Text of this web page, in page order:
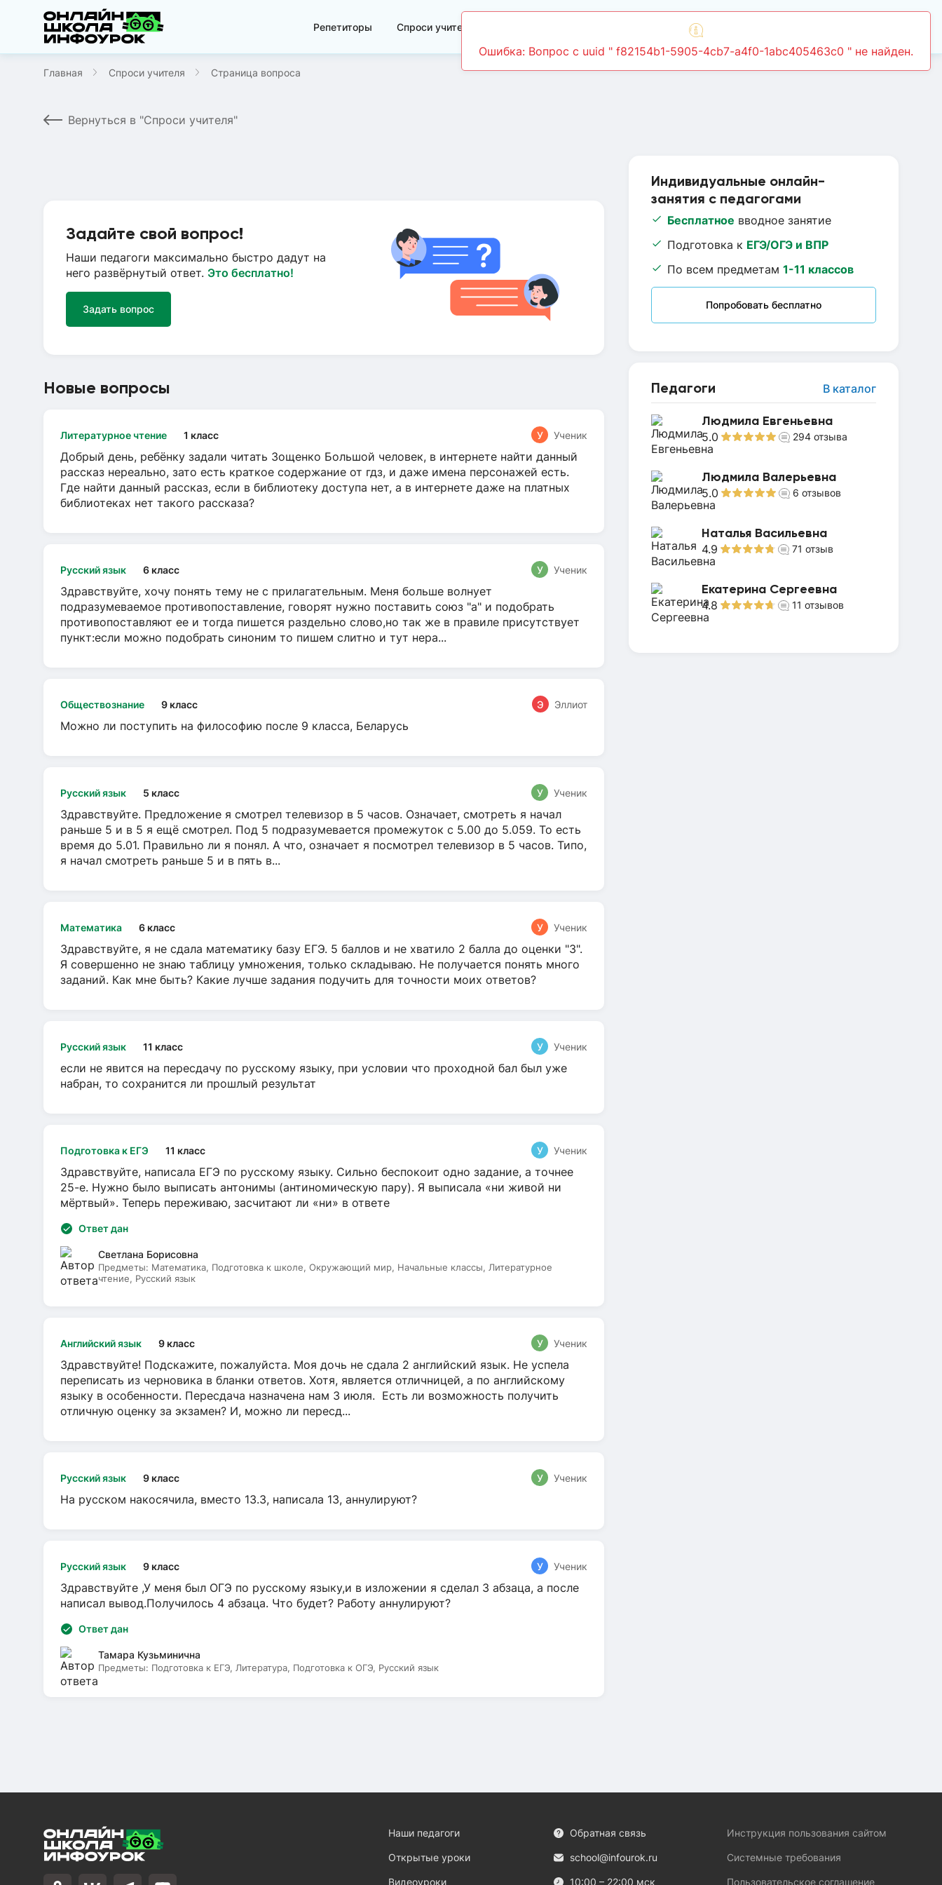
Репетиторы Спроси учителя
Главная Спроси учителя Страница вопроса
Вернуться в "Спроси учителя"
Индивидуальные онлайн-
занятия с педагогами
Бесплатное вводное занятие
Подготовка к ЕГЭ/ОГЭ и ВПР
По всем предметам 1-11 классов
Попробовать бесплатно
Педагоги В каталог
Людмила Евгеньевна
5.0 294 отзыва
Людмила Валерьевна
5.0 6 отзывов
Наталья Васильевна
4.9 71 отзыв
Екатерина Сергеевна
4.8 11 отзывов
Задайте свой вопрос!
Наши педагоги максимально быстро дадут на
него развёрнутый ответ. Это бесплатно!
Задать вопрос
Новые вопросы
Литературное чтение 1 класс У Ученик
Добрый день, ребёнку задали читать Зощенко Большой человек, в интернете найти данный
рассказ нереально, зато есть краткое содержание от гдз, и даже имена персонажей есть.
Где найти данный рассказ, если в библиотеку доступа нет, а в интернете даже на платных
библиотеках нет такого рассказа?
Русский язык 6 класс У Ученик
Здравствуйте, хочу понять тему не с прилагательным. Меня больше волнует
подразумеваемое противопоставление, говорят нужно поставить союз "а" и подобрать
противопоставляют ее и тогда пишется раздельно слово,но так же в правиле присутствует
пункт:если можно подобрать синоним то пишем слитно и тут нера...
Обществознание 9 класс Э Эллиот
Можно ли поступить на философию после 9 класса, Беларусь
Русский язык 5 класс У Ученик
Здравствуйте. Предложение я смотрел телевизор в 5 часов. Означает, смотреть я начал
раньше 5 и в 5 я ещё смотрел. Под 5 подразумевается промежуток с 5.00 до 5.059. То есть
время до 5.01. Правильно ли я понял. А что, означает я посмотрел телевизор в 5 часов. Типо,
я начал смотреть раньше 5 и в пять в...
Математика 6 класс У Ученик
Здравствуйте, я не сдала математику базу ЕГЭ. 5 баллов и не хватило 2 балла до оценки "3".
Я совершенно не знаю таблицу умножения, только складываю. Не получается понять много
заданий. Как мне быть? Какие лучше задания подучить для точности моих ответов?
Русский язык 11 класс У Ученик
если не явится на пересдачу по русскому языку, при условии что проходной бал был уже
набран, то сохранится ли прошлый результат
Подготовка к ЕГЭ 11 класс У Ученик
Здравствуйте, написала ЕГЭ по русскому языку. Сильно беспокоит одно задание, а точнее
25-е. Нужно было выписать антонимы (антиномическую пару). Я выписала «ни живой ни
мёртвый». Теперь переживаю, засчитают ли «ни» в ответе
Ответ дан
Светлана Борисовна
Предметы: Математика, Подготовка к школе, Окружающий мир, Начальные классы, Литературное
чтение, Русский язык
Английский язык 9 класс У Ученик
Здравствуйте! Подскажите, пожалуйста. Моя дочь не сдала 2 английский язык. Не успела
переписать из черновика в бланки ответов. Хотя, является отличницей, а по английскому
языку в особенности. Пересдача назначена нам 3 июля. Есть ли возможность получить
отличную оценку за экзамен? И, можно ли пересд...
Русский язык 9 класс У Ученик
На русском накосячила, вместо 13.3, написала 13, аннулируют?
Русский язык 9 класс У Ученик
Здравствуйте ,У меня был ОГЭ по русскому языку,и в изложении я сделал 3 абзаца, а после
написал вывод.Получилось 4 абзаца. Что будет? Работу аннулируют?
Ответ дан
Тамара Кузьминична
Предметы: Подготовка к ЕГЭ, Литература, Подготовка к ОГЭ, Русский язык
Наши педагоги
Открытые уроки
Видеоуроки
Обратная связь
school@infourok.ru
10:00 – 22:00 мск
Инструкция пользования сайтом
Системные требования
Пользовательское соглашение